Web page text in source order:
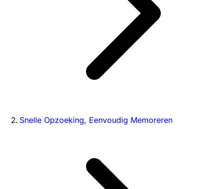
Snelle Opzoeking, Eenvoudig Memoreren